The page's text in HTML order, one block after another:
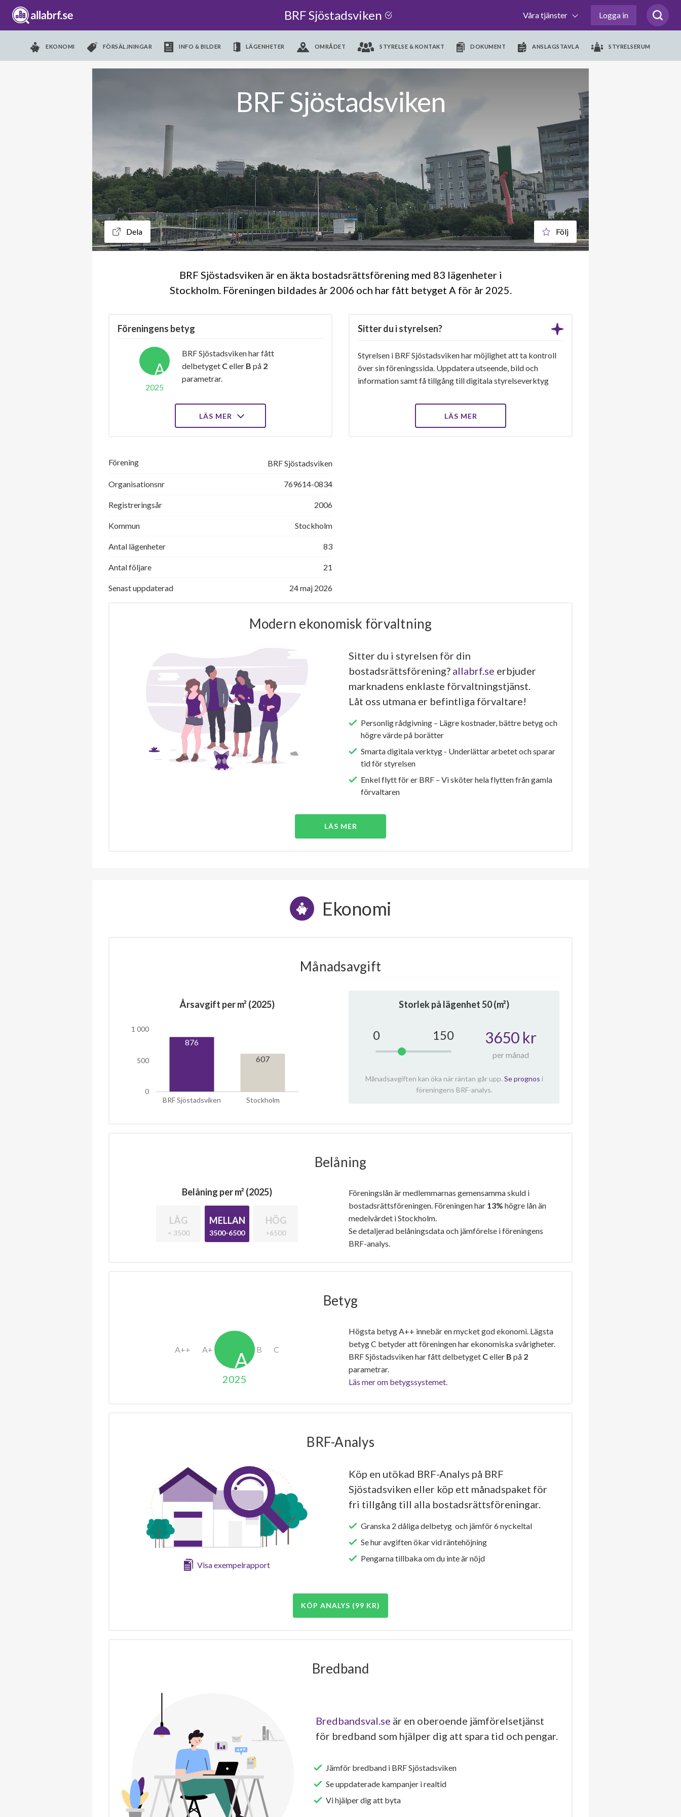
BRF Sjöstadsviken Våra tjänster Logga in
EKONOMI FÖRSÄLJNINGAR INFO & BILDER LÄGENHETER OMRÅDET STYRELSE & KONTAKT DOKUMENT ANSLAGSTAVLA STYRELSERUM
BRF Sjöstadsviken
Dela Följ
BRF Sjöstadsviken är en äkta bostadsrättsförening med 83 lägenheter i
Stockholm. Föreningen bildades år 2006 och har fått betyget A för år 2025
Föreningens betyg
A
2025
BRF Sjöstadsviken har fått
delbetyget Celler B på 2
parametrar.
LÄS MER
Sitter du i styrelsen?
Styrelsen i BRF Sjöstadsviken har möjlighet att ta kontroll
över sin föreningssida. Uppdatera utseende, bild och
information samt få tillgång till digitala styrelseverktyg
LÄS MER
Förening BRF Sjöstadsviken
Organisationsnr 769614-0834
Registreringsår 2006
Kommun Stockholm
Antal lägenheter 83
Antal följare 21
Senast uppdaterad 24 maj 2026
Modern ekonomisk förvaltning
Sitter du i styrelsen för din
bostadsrättsförening? allabrf.se erbjuder
marknadens enklaste förvaltningstjänst.
Låt oss utmana er befintliga förvaltare!
Personlig rådgivning – Lägre kostnader, bättre betyg och
högre värde på borätter
Smarta digitala verktyg - Underlättar arbetet och sparar
tid för styrelsen
Enkel flytt för er BRF – Vi sköter hela flytten från gamla
förvaltaren
LÄS MER
Ekonomi
Månadsavgift
Årsavgift per m² (2025)
BRF Sjöstadsviken Stockholm
0
500
1 000
876
607
Storlek på lägenhet50(m²)
0 150 3650 kr
per månad
Månadsavgiften kan öka när räntan går upp. Se prognos i
föreningens BRF-analys.
Belåning
Belåning per m² (2025)
LÅG
< 3500
MELLAN
3500-6500
HÖG
>6500
Föreningslån är medlemmarnas gemensamma skuld i
bostadsrättsföreningen. Föreningen har 13% högre lån än
medelvärdet i Stockholm.
Se detaljerad belåningsdata och jämförelse i föreningens
BRF-analys.
Betyg
2025
Högsta betyg A++ innebär en mycket god ekonomi. Lägsta
betyg C betyder att föreningen har ekonomiska svårigheter.
BRF Sjöstadsviken har fått delbetyget Celler B på 2
parametrar.
Läs mer om betygssystemet.
BRF-Analys
Visa exempelrapport
Köp en utökad BRF-Analys på BRF
Sjöstadsviken eller köp ett månadspaket för
fri tillgång till alla bostadsrättsföreningar.
Granska 2 dåliga delbetyg och jämför 6 nyckeltal
Se hur avgiften ökar vid räntehöjning
Pengarna tillbaka om du inte är nöjd
KÖP ANALYS (99 KR)
Bredband
Bredbandsval.se är en oberoende jämförelsetjänst
för bredband som hjälper dig att spara tid och pengar.
Jämför bredband i BRF Sjöstadsviken
Se uppdaterade kampanjer i realtid
Vi hjälper dig att byta